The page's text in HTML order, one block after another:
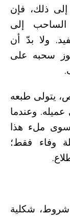
ذلك، فإن
إلى
ولا بدّ أن
سحبه على
يتولى طبعه
وعندما
ملء هذا
وفاء فقط؛
شروط، شكلية